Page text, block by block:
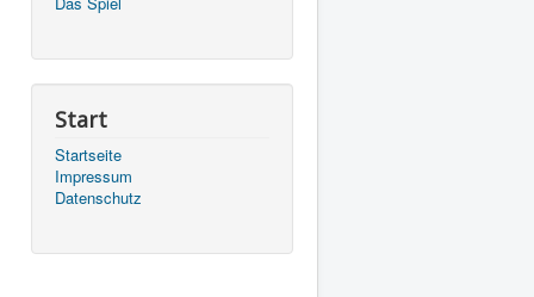
Start
Startseite
Impressum
Datenschutz